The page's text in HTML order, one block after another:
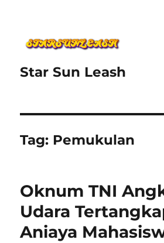
Star Sun Leash
Tag: Pemukulan
Oknum TNI
Udara
Aniaya